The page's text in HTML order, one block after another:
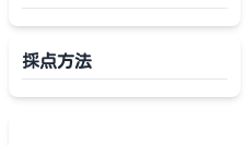
採点方法